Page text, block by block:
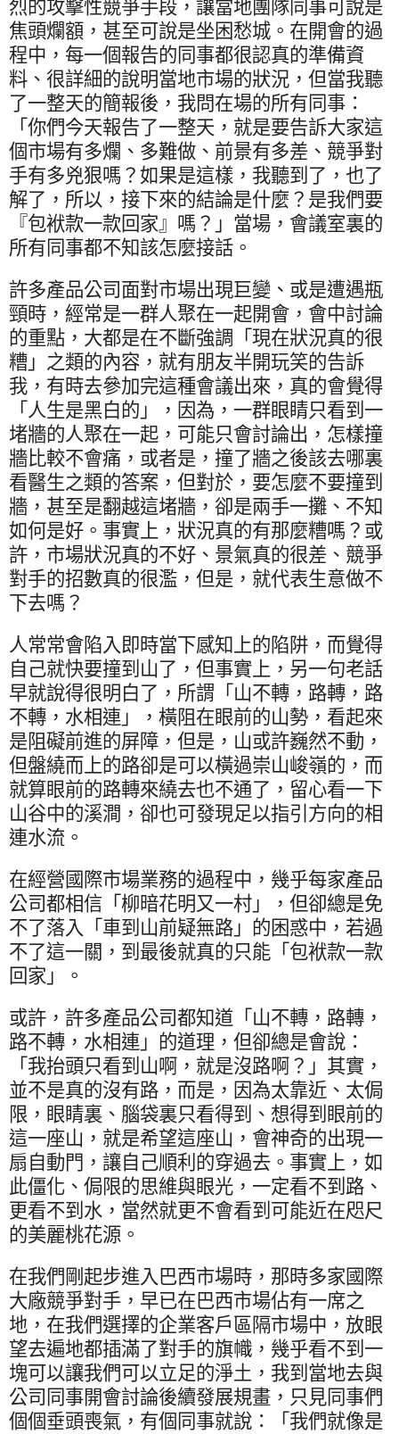
烈的攻擊性競爭手段，讓當地團隊同事可說是
焦頭爛額，甚至可說是坐困愁城。在開會的過
程中，每一個報告的同事都很認真的準備資
料、很詳細的說明當地市場的狀況，但當我聽
了一整天的簡報後，我問在場的所有同事：
「你們今天報告了一整天，就是要告訴大家這
個市場有多爛、多難做、前景有多差、競爭對
手有多兇狠嗎？如果是這樣，我聽到了，也了
解了，所以，接下來的結論是什麼？是我們要
『包袱款一款回家』嗎？」當場，會議室裏的
所有同事都不知該怎麼接話。
許多產品公司面對市場出現巨變、或是遭遇瓶
頸時，經常是一群人聚在一起開會，會中討論
的重點，大都是在不斷強調「現在狀況真的很
糟」之類的內容，就有朋友半開玩笑的告訴
我，有時去參加完這種會議出來，真的會覺得
「人生是黑白的」，因為，一群眼睛只看到一
堵牆的人聚在一起，可能只會討論出，怎樣撞
牆比較不會痛，或者是，撞了牆之後該去哪裏
看醫生之類的答案，但對於，要怎麼不要撞到
牆，甚至是翻越這堵牆，卻是兩手一攤、不知
如何是好。事實上，狀況真的有那麼糟嗎？或
許，市場狀況真的不好、景氣真的很差、競爭
對手的招數真的很濫，但是，就代表生意做不
下去嗎？
人常常會陷入即時當下感知上的陷阱，而覺得
自己就快要撞到山了，但事實上，另一句老話
早就說得很明白了，所謂「山不轉，路轉，路
不轉，水相連」，橫阻在眼前的山勢，看起來
是阻礙前進的屏障，但是，山或許巍然不動，
但盤繞而上的路卻是可以橫過崇山峻嶺的，而
就算眼前的路轉來繞去也不通了，留心看一下
山谷中的溪澗，卻也可發現足以指引方向的相
連水流。
在經營國際市場業務的過程中，幾乎每家產品
公司都相信「柳暗花明又一村」，但卻總是免
不了落入「車到山前疑無路」的困惑中，若過
不了這一關，到最後就真的只能「包袱款一款
回家」。
或許，許多產品公司都知道「山不轉，路轉，
路不轉，水相連」的道理，但卻總是會說：
「我抬頭只看到山啊，就是沒路啊？」其實，
並不是真的沒有路，而是，因為太靠近、太侷
限，眼睛裏、腦袋裏只看得到、想得到眼前的
這一座山，就是希望這座山，會神奇的出現一
扇自動門，讓自己順利的穿過去。事實上，如
此僵化、侷限的思維與眼光，一定看不到路、
更看不到水，當然就更不會看到可能近在咫尺
的美麗桃花源。
在我們剛起步進入巴西市場時，那時多家國際
大廠競爭對手，早已在巴西市場佔有一席之
地，在我們選擇的企業客戶區隔市場中，放眼
望去遍地都插滿了對手的旗幟，幾乎看不到一
塊可以讓我們可以立足的淨土，我到當地去與
公司同事開會討論後續發展規畫，只見同事們
個個垂頭喪氣，有個同事就說：「我們就像是